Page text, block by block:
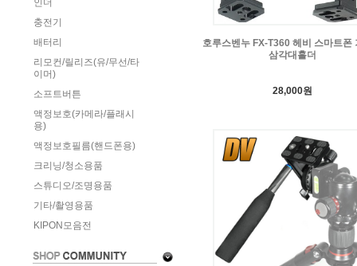
인더
충전기
배터리
리모컨/릴리즈(유/무선/타
이머)
소프트버튼
액정보호(카메라/플래시
용)
액정보호필름(핸드폰용)
크리닝/청소용품
스튜디오/조명용품
기타/촬영용품
KIPON모음전
호루스벤누 FX-T360 헤비 스마트폰
삼각대홀더
28,000원